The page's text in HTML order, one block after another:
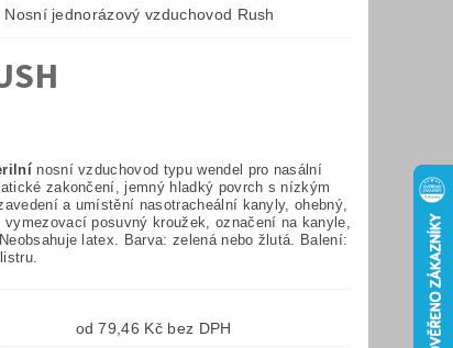
Nosní jednorázový vzduchovod Rush
nosní vzduchovod typu wendel pro nasální
zakončení, jemný hladký povrch s nízkým
a umístění nasotracheální kanyly, ohebný,
vymezovací posuvný kroužek, označení na kanyle,
latex. Barva: zelená nebo žlutá. Balení:
od 79,46 Kč bez DPH